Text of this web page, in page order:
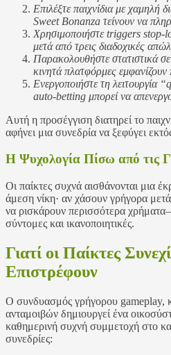
Επιλέξτε παιχνίδια με χαμηλή
Sweet Bonanza τείνουν να
Χρησιμοποιήστε triggers
μετά από τρεις διαδοχικές
Παρακολουθήστε στατιστικά
κινητά πλατφόρμες
Ενεργοποιήστε τη λειτουργία
auto‑betting μπορεί να
Αυτή η προσέγγιση διατηρεί το
αφήνει μια συνεδρία να ξεφύγει
Η Ψυχολογία Πίσω από τις
Οι παίκτες συχνά αισθάνονται μια
άμεση νίκη· αν χάσουν γρήγορα
να ρισκάρουν περισσότερα
σύντομες και ικανοποιητικές.
Γιατί οι Παίκτες
Επιστρέφουν
Ο συνδυασμός γρήγορου gameplay,
ανταμοιβών δημιουργεί ένα
καθημερινή συχνή συμμετοχή στο
συνεδρίες: